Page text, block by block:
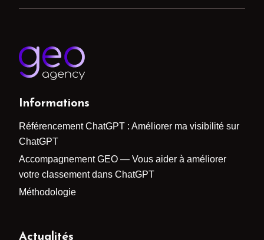
Informations
Référencement ChatGPT : Améliorer ma visibilité sur
ChatGPT
Accompagnement GEO — Vous aider à améliorer
votre classement dans ChatGPT
Méthodologie
Actualités